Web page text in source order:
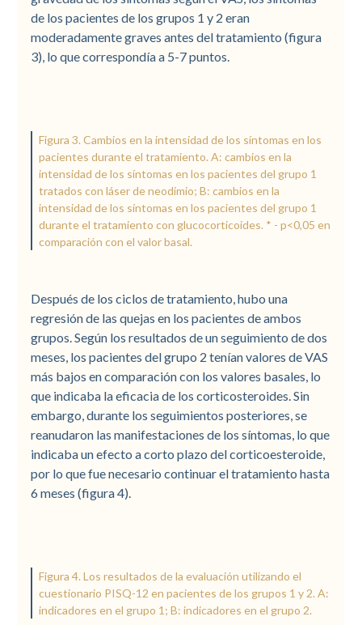
de los pacientes de los grupos 1 y 2 eran
moderadamente graves antes del tratamiento (figura
3), lo que correspondía a 5-7 puntos.
Figura 3. Cambios en la intensidad de los síntomas en los
pacientes durante el tratamiento. A: cambios en la
intensidad de los síntomas en los pacientes del grupo 1
tratados con láser de neodimio; B: cambios en la
intensidad de los síntomas en los pacientes del grupo 1
durante el tratamiento con glucocorticoides. * - p<0,05 en
comparación con el valor basal.
Después de los ciclos de tratamiento, hubo una
regresión de las quejas en los pacientes de ambos
grupos. Según los resultados de un seguimiento de dos
meses, los pacientes del grupo 2 tenían valores de VAS
más bajos en comparación con los valores basales, lo
que indicaba la eficacia de los corticosteroides. Sin
embargo, durante los seguimientos posteriores, se
reanudaron las manifestaciones de los síntomas, lo que
indicaba un efecto a corto plazo del corticoesteroide,
por lo que fue necesario continuar el tratamiento hasta
6 meses (figura 4).
Figura 4. Los resultados de la evaluación utilizando el
cuestionario PISQ-12 en pacientes de los grupos 1 y 2. A:
indicadores en el grupo 1; B: indicadores en el grupo 2.